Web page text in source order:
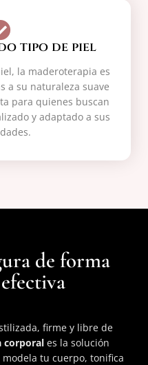
tipo de piel
la maderoterapia es
a su naturaleza suave
para quienes buscan
y adaptado a sus
de forma
firme y libre de
corporal es la solución
tu cuerpo, tonifica